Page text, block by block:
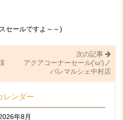
セールですよ～～)
次の記事
アクアコーナーセール('ω')ノ
パレマルシェ中村店
レンダー
年8月